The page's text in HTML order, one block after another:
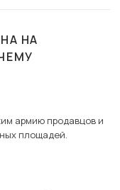
НА
армию продавцов и
площадей.